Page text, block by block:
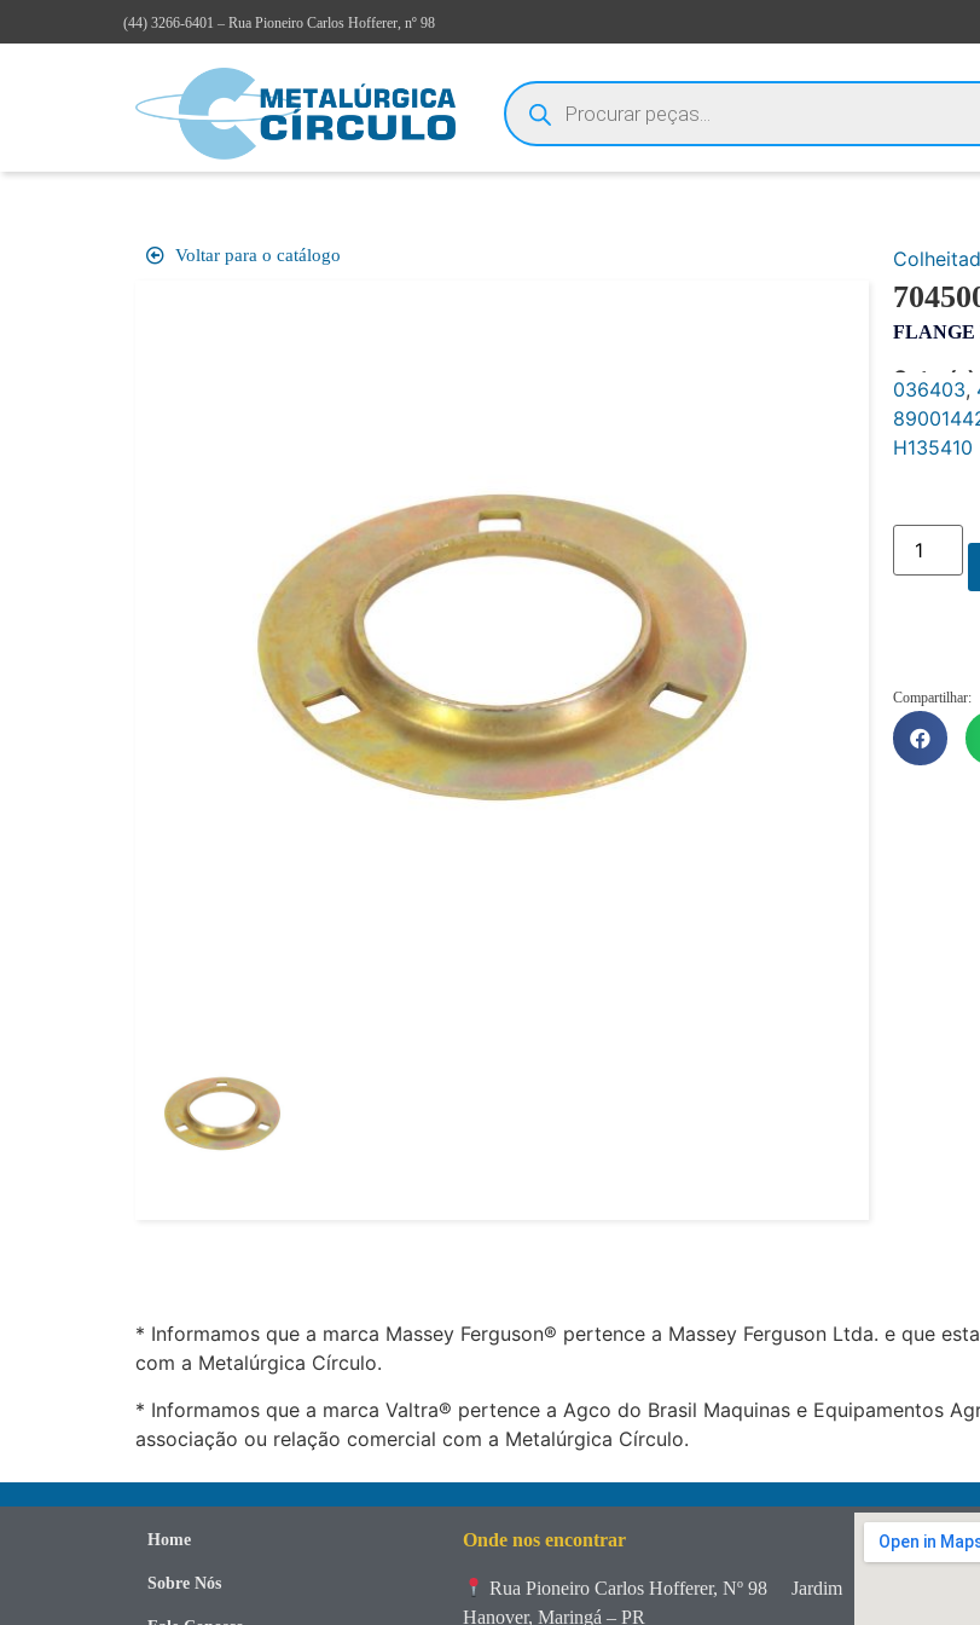
(44) 3266-6401 – Rua Pioneiro Carlos Hofferer, nº 98
Voltar para o catálogo
FLANGE
036403,
H135410
Compartilhar:
* Informamos que a marca Massey Ferguson® pertence a Massey Ferguson Ltda. e que
com a Metalúrgica Círculo.
* Informamos que a marca Valtra® pertence a Agco do Brasil Maquinas e Equipamentos
associação ou relação comercial com a Metalúrgica Círculo.
Home
Sobre Nós
Onde nos encontrar
Rua Pioneiro Carlos Hofferer, Nº 98
Jardim
Hanover, Maringá – PR